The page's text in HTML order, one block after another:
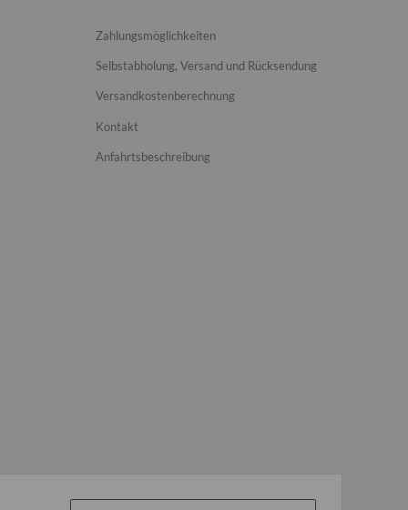
Zahlungsmöglichkeiten
Selbstabholung, Versand und Rücksendung
Versandkostenberechnung
Kontakt
Anfahrtsbeschreibung